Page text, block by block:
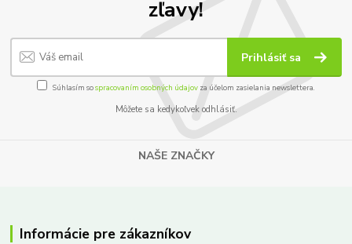
zľavy!
Prihlásiť sa
Súhlasím sospracovaním osobných údajov za účelom zasielania newslettera.
Môžete sa kedykoľvek odhlásiť.
NAŠE ZNAČKY
Informácie pre zákazníkov